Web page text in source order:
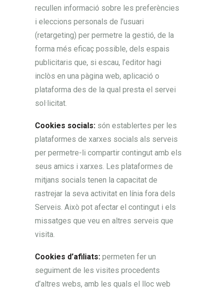
recullen informació sobre les preferències
i eleccions personals de l’usuari
(retargeting) per permetre la gestió, de la
forma més eficaç possible, dels espais
publicitaris que, si escau, l’editor hagi
inclòs en una pàgina web, aplicació o
plataforma des de la qual presta el servei
sol·licitat.
Cookies socials: són establertes per les
plataformes de xarxes socials als serveis
per permetre-li compartir contingut amb els
seus amics i xarxes. Les plataformes de
mitjans socials tenen la capacitat de
rastrejar la seva activitat en línia fora dels
Serveis. Això pot afectar el contingut i els
missatges que veu en altres serveis que
visita.
Cookies d’afiliats: permeten fer un
seguiment de les visites procedents
d’altres webs, amb les quals el lloc web